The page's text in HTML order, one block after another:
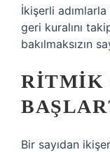
İkişerli
geri kuralını
bakılmaksızın
RITMIK
Bir sayıdan